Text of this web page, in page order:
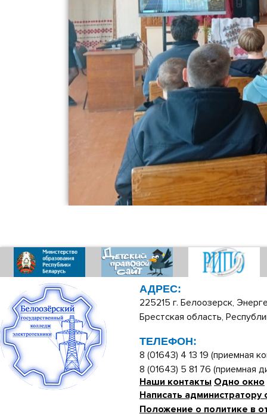
АДРЕС:
225215 г. Белоозерск,
Брестская область,
ТЕЛЕФОН:
8 (01643) 4 13 19 (приемная
8 (01643) 5 81 76 (приемная
Наши контакты Одно окно
Написать администратору
Положение о политике в